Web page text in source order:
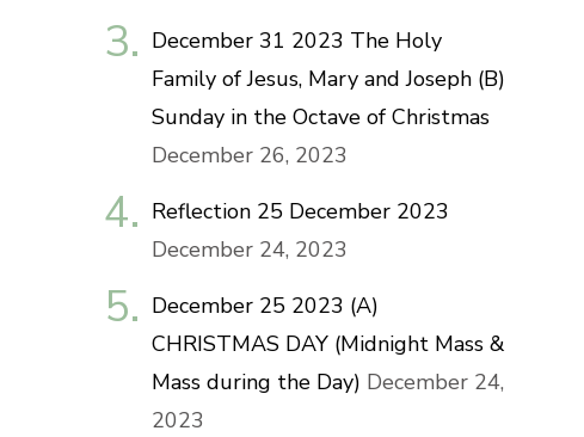
December 31 2023 The Holy
Family of Jesus, Mary and Joseph (B)
Sunday in the Octave of Christmas
December 26, 2023
Reflection 25 December 2023
December 24, 2023
December 25 2023 (A)
CHRISTMAS DAY (Midnight Mass &
Mass during the Day) December 24,
2023